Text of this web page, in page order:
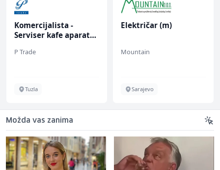
Komercijalista -
Serviser kafe aparata
P Trade
Tuzla
Električar (m)
Mountain
Sarajevo
Možda vas zanima